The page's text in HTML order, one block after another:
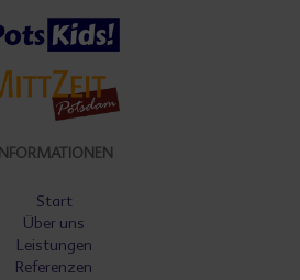
INFORMATIONEN
Start
Über uns
Leistungen
Referenzen